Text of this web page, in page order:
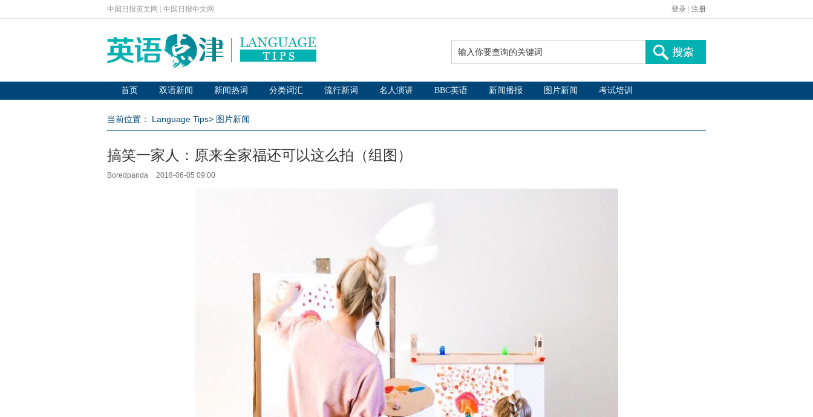
中国日报英文网 中国日报中文网 登录 注册
首页 双语新闻 新闻热词 分类词汇 流行新词 名人演讲 BBC英语 新闻播报 图片新闻 考试培训
当前位置： Language Tips> 图片新闻
搞笑一家人：原来全家福还可以这么拍（组图）
Boredpanda 2018-06-05 09:00